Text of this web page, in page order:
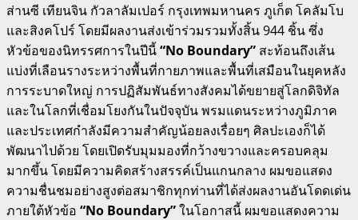
ส่านซี เทียนจิน กัวลาลัมเปอร์ กรุงเทพมหานคร ภูเก็ต โคลัมโบ
และสิงคโปร์ โดยมีผลงานส่งเข้าร่วมรวมทั้งสิ้น 944 ชิ้น ซึ่ง
หัวข้อของนิทรรศการในปีนี้“No Boundary” สะท้อนถึงเส้น
แบ่งที่เลือนรางระหว่างพื้นที่กายภาพและพื้นที่เสมือนในยุคหลัง
การระบาดใหญ่ การปฏิสัมพันธ์ทางสังคมได้ขยายสู่โลกดิจิทัล
และในโลกที่เชื่อมโยงกันในปัจจุบัน พรมแดนระหว่างภูมิภาค
และประเทศกำลังมีความสำคัญน้อยลงเรื่อยๆ ศิลปะเองก็ได้
พัฒนาไปด้วย โดยเปิดรับมุมมองที่กว้างขวางและครอบคลุม
มากขึ้น โดยมีความคิดสร้างสรรค์เป็นแกนกลาง ผมขอแสดง
ความชื่นชมอย่างสูงต่อสมาชิกทุกท่านที่ได้ส่งผลงานอันโดดเด่น
ภายใต้หัวข้อ “No Boundary”ในโอกาสนี้ ผมขอแสดงความ